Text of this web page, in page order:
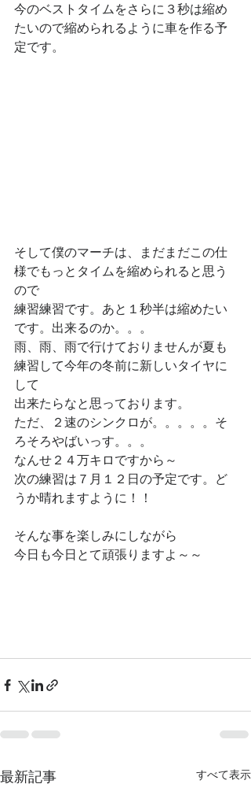
今のベストタイムをさらに３秒は縮め
たいので縮められるように車を作る予
定です。
そして僕のマーチは、まだまだこの仕
様でもっとタイムを縮められると思う
ので
練習練習です。あと１秒半は縮めたい
です。出来るのか。。。
雨、雨、雨で行けておりませんが夏も
練習して今年の冬前に新しいタイヤに
して
出来たらなと思っております。
ただ、２速のシンクロが。。。。。そ
ろそろやばいっす。。。
なんせ２４万キロですから～
次の練習は７月１２日の予定です。ど
うか晴れますように！！
そんな事を楽しみにしながら
今日も今日とて頑張りますよ～～
最新記事 すべて表示